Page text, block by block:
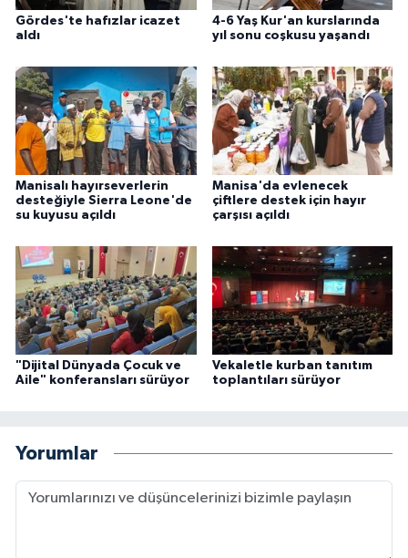
Gördes'te hafızlar icazet
aldı
4-6 Yaş Kur'an kurslarında
yıl sonu coşkusu yaşandı
Manisalı hayırseverlerin
desteğiyle Sierra Leone'de
su kuyusu açıldı
Manisa'da evlenecek
çiftlere destek için hayır
çarşısı açıldı
"Dijital Dünyada Çocuk ve
Aile" konferansları sürüyor
Vekaletle kurban tanıtım
toplantıları sürüyor
Yorumlar
Samsun Müftülüğü
Sinop Müftülüğü
Sivas Müftülüğü
Şanlıurfa Müftülüğü
Tekirdağ Müftülüğü
Tokat Müftülüğü
Trabzon Müftülüğü